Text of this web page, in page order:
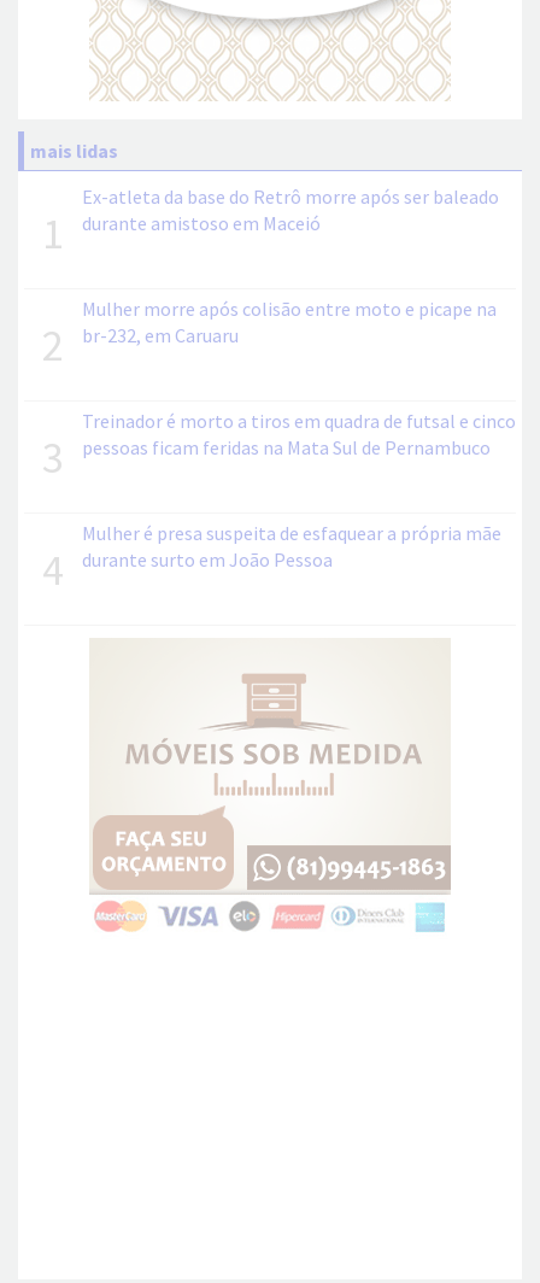
mais lidas
1
Ex-atleta da base do Retrô morre após ser baleado
durante amistoso em Maceió
2
Mulher morre após colisão entre moto e picape na
br-232, em Caruaru
3
Treinador é morto a tiros em quadra de futsal e cinco
pessoas ficam feridas na Mata Sul de Pernambuco
4
Mulher é presa suspeita de esfaquear a própria mãe
durante surto em João Pessoa